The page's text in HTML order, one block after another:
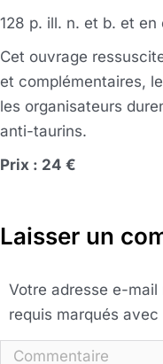
128 p. ill. n. et b. et en
Cet ouvrage
et complémentaires,
les organisateurs
anti-taurins.
Prix : 24 €
Laisser un
Votre adresse e-mail
requis marqués avec
Commentaire